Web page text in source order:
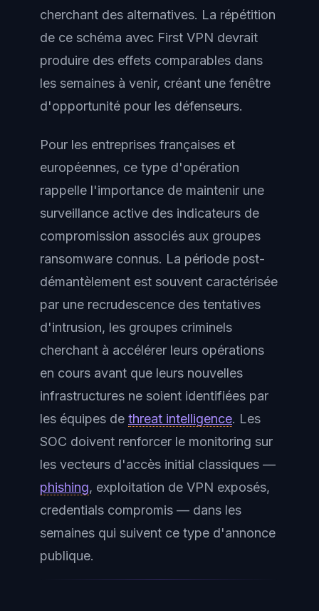
cherchant des alternatives. La répétition
de ce schéma avec First VPN devrait
produire des effets comparables dans
les semaines à venir, créant une fenêtre
d'opportunité pour les défenseurs.
Pour les entreprises françaises et
européennes, ce type d'opération
rappelle l'importance de maintenir une
surveillance active des indicateurs de
compromission associés aux groupes
ransomware connus. La période post-
démantèlement est souvent caractérisée
par une recrudescence des tentatives
d'intrusion, les groupes criminels
cherchant à accélérer leurs opérations
en cours avant que leurs nouvelles
infrastructures ne soient identifiées par
les équipes de threat intelligence. Les
SOC doivent renforcer le monitoring sur
les vecteurs d'accès initial classiques —
phishing, exploitation de VPN exposés,
credentials compromis — dans les
semaines qui suivent ce type d'annonce
publique.